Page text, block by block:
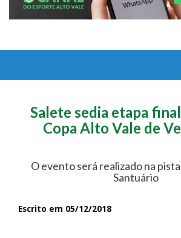
Salete sedia etapa
Copa Alto Vale de
O evento será realizado na
Santuário
Escrito em 05/12/2018